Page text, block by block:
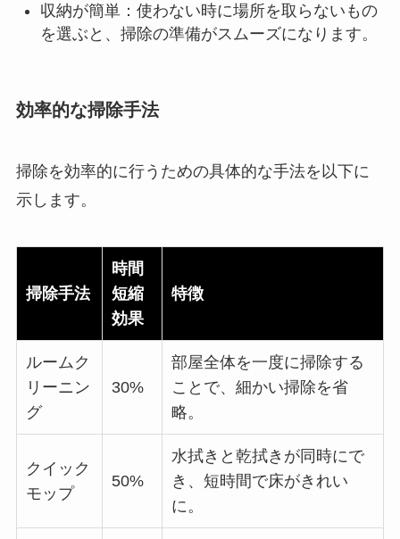
収納が簡単：使わない時に場所を取らないもの
を選ぶと、掃除の準備がスムーズになります。
効率的な掃除手法
掃除を効率的に行うための具体的な手法を以下に
示します。
掃除手法
時間
短縮
効果
特徴
ルームク
リーニン
グ
30%
部屋全体を一度に掃除する
ことで、細かい掃除を省
略。
クイック
モップ
50%
水拭きと乾拭きが同時にで
き、短時間で床がきれい
に。